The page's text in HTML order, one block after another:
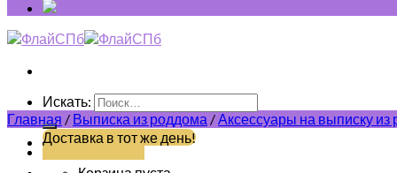
Искать:
(812) 383-99-05
Доставка в тот же день!
Главная / Выписка из роддома /Аксессуары на выписку из